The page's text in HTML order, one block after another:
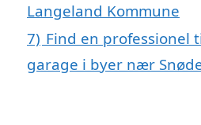
Langeland Kommune
7) Find en
garage i byer nær